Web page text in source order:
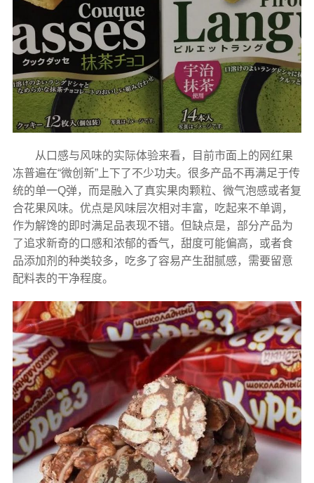
从口感与风味的实际体验来看，目前市面上的网红果
冻普遍在“微创新”上下了不少功夫。很多产品不再满足于传
统的单一Q弹，而是融入了真实果肉颗粒、微气泡感或者复
合花果风味。优点是风味层次相对丰富，吃起来不单调，
作为解馋的即时满足品表现不错。但缺点是，部分产品为
了追求新奇的口感和浓郁的香气，甜度可能偏高，或者食
品添加剂的种类较多，吃多了容易产生甜腻感，需要留意
配料表的干净程度。